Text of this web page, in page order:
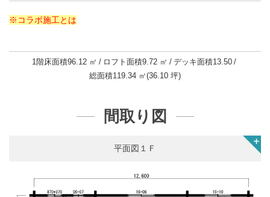
※コラボ施工とは
1階床面積96.12 ㎡ ロフト面積9.72 ㎡ デッキ面積13.50
総面積119.34 ㎡(36.10 坪)
間取り図
平面図１Ｆ